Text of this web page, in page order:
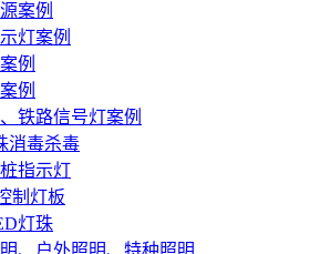
案例
灯案例
例
例
铁路信号灯案例
消毒杀毒
指示灯
制灯板
灯珠
、户外照明、特种照明